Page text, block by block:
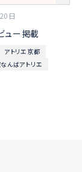
日
ュー掲載
アトリエ京都
んばアトリエ